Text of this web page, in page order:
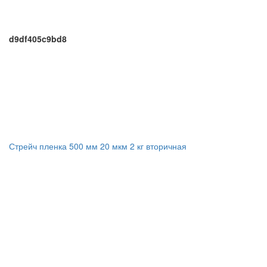
d9df405c9bd8
Стрейч пленка 500 мм 20 мкм 2 кг вторичная